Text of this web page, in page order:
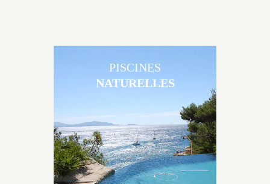
Les piscines en béton naturelles Jacques Brens sont
originales, elles s’intègrent parfaitement à leur
environnement grâce à un jeu de volume et de
matière sur-mesure conçu par notre bureau d’étude
PISCINES
NATURELLES